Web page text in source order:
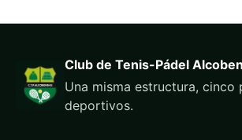
Club de Tenis-Pádel
Una misma estructura, cinco
deportivos.